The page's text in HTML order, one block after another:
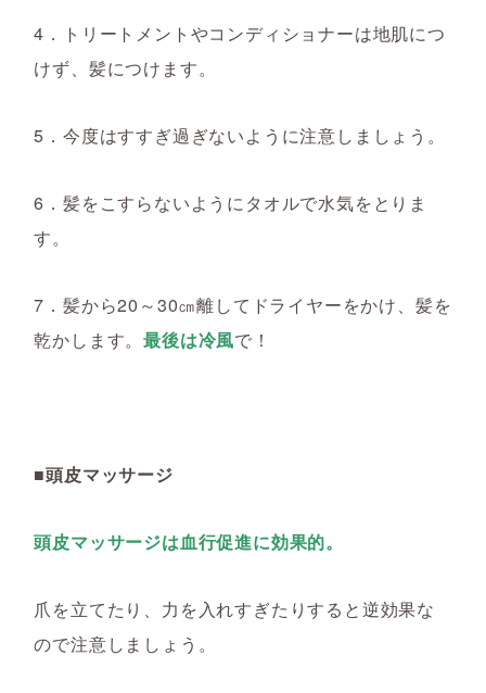
4．トリートメントやコンディショナーは地肌につ
けず、髪につけます。
5．今度はすすぎ過ぎないように注意しましょう。
6．髪をこすらないようにタオルで水気をとりま
す。
7．髪から20～30㎝離してドライヤーをかけ、髪を
乾かします。最後は冷風で！
■頭皮マッサージ
頭皮マッサージは血行促進に効果的。
爪を立てたり、力を入れすぎたりすると逆効果な
ので注意しましょう。